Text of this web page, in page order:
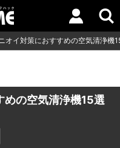
オイ対策におすすめの空気清浄機
めの空気清浄機15選